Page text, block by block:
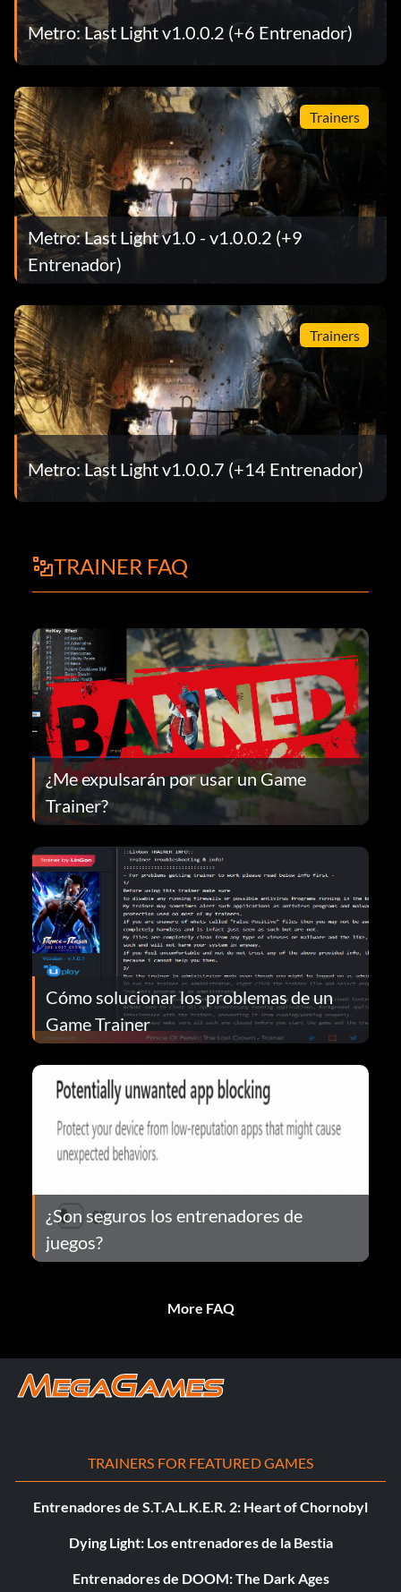
Metro: Last Light v1.0.0.2 (+6 Entrenador)
Trainers
Metro: Last Light v1.0 - v1.0.0.2 (+9
Entrenador)
Trainers
Metro: Last Light v1.0.0.7 (+14 Entrenador)
TRAINER FAQ
¿Me expulsarán por usar un Game
Trainer?
Cómo solucionar los problemas de un
Game Trainer
¿Son seguros los entrenadores de
juegos?
More FAQ
TRAINERS FOR FEATURED GAMES
Entrenadores de S.T.A.L.K.E.R. 2: Heart of Chornobyl
Dying Light: Los entrenadores de la Bestia
Entrenadores de DOOM: The Dark Ages